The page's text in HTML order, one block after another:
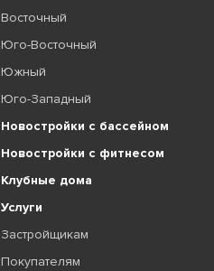
Восточный
Юго-Восточный
Южный
Юго-Западный
Новостройки с бассейном
Новостройки с фитнесом
Клубные дома
Услуги
Застройщикам
Покупателям